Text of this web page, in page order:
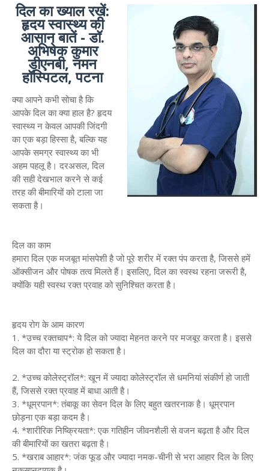
दिल का ख्याल रखें:
हृदय स्वास्थ्य की
आसान बातें - डॉ.
अभिषेक कुमार
डीएनबी, नमन
हॉस्पिटल, पटना
क्या आपने कभी सोचा है कि
आपके दिल का क्या हाल है? हृदय
स्वास्थ्य न केवल आपकी जिंदगी
का एक बड़ा हिस्सा है, बल्कि यह
आपके समग्र स्वास्थ्य का भी
अहम पहलू है। दरअसल, दिल
की सही देखभाल करने से कई
तरह की बीमारियों को टाला जा
सकता है।
दिल का काम
हमारा दिल एक मजबूत मांसपेशी है जो पूरे शरीर में रक्त पंप करता है, जिससे हमें
ऑक्सीजन और पोषक तत्व मिलते हैं। इसलिए, दिल का स्वस्थ रहना जरूरी है,
क्योंकि यही स्वस्थ रक्त प्रवाह को सुनिश्चित करता है।
हृदय रोग के आम कारण
1. *उच्च रक्तचाप*: ये दिल को ज्यादा मेहनत करने पर मजबूर करता है। इससे
दिल का दौरा या स्ट्रोक हो सकता है।
2. *उच्च कोलेस्ट्रॉल*: खून में ज्यादा कोलेस्ट्रॉल से धमनियां संकीर्ण हो जाती
हैं, जिससे रक्त प्रवाह में बाधा आती है।
3. *धूम्रपान*: तंबाकू का सेवन दिल के लिए बहुत खतरनाक है। धूम्रपान
छोड़ना एक बड़ा कदम है।
4. *शारीरिक निष्क्रियता*: एक गतिहीन जीवनशैली से वजन बढ़ता है और दिल
की बीमारियों का खतरा बढ़ता है।
5. *खराब आहार*: जंक फूड और ज्यादा नमक-चीनी से भरा आहार दिल के लिए